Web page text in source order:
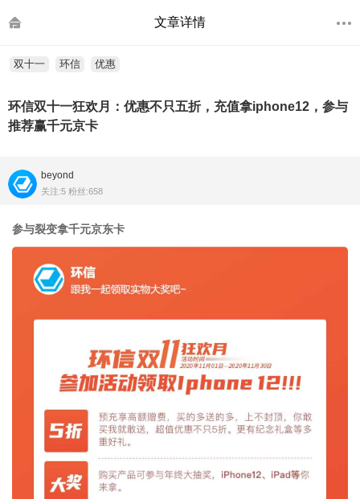
文章详情
双十一 环信 优惠
环信双十一狂欢月：优惠不只五折，充值拿iphone12，参与
推荐赢千元京卡
beyond
关注:5 粉丝:658
参与裂变拿千元京东卡